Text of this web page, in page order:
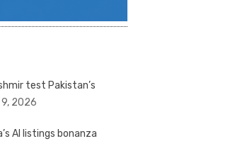
test Pakistan’s
2026
AI listings bonanza